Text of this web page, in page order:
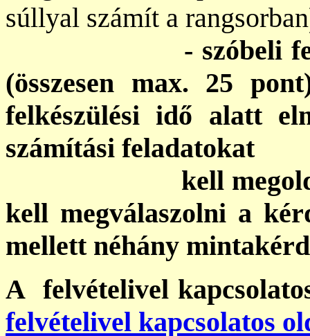
súllyal számít a
- szóbeli felvételi
(összesen max. 25
felkészülési idő alatt
számítási feladatokat
kell megoldani,
kell megválaszolni a
mellett néhány
A felvételivel
felvételivel kapcsolatos